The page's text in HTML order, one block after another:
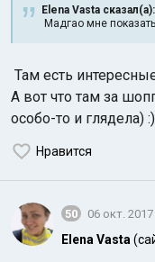
Elena Vasta сказал(а):
Мадгао мне
Там есть
А вот что там за
особо-то и глядела) :)
Нравится
50 06 окт. 2017
Elena Vasta